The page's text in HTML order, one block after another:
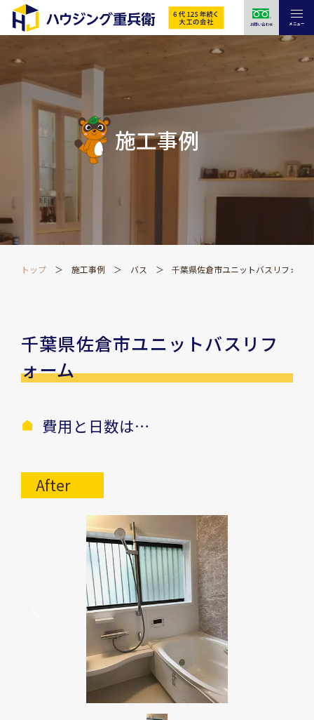
お問い合わせ メニュー
施工事例
トップ 施工事例 バス 千葉県佐倉市ユニットバスリフォー
千葉県佐倉市ユニットバスリフ
ォーム
費用と日数は…
After